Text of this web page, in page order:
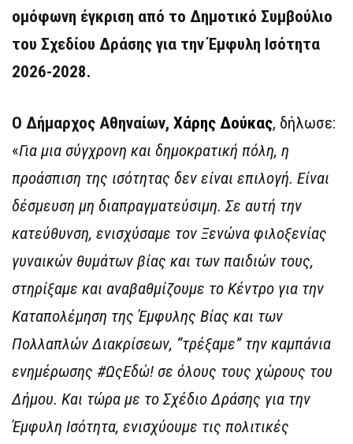
ομόφωνη έγκριση από το Δημοτικό Συμβούλιο
του Σχεδίου Δράσης για την Έμφυλη Ισότητα
2026-2028.
Ο Δήμαρχος Αθηναίων, Χάρης Δούκας, δήλωσε:
«Για μια σύγχρονη και δημοκρατική πόλη, η
προάσπιση της ισότητας δεν είναι επιλογή. Είναι
δέσμευση μη διαπραγματεύσιμη. Σε αυτή την
κατεύθυνση, ενισχύσαμε τον Ξενώνα φιλοξενίας
γυναικών θυμάτων βίας και των παιδιών τους,
στηρίξαμε και αναβαθμίζουμε το Κέντρο για την
Καταπολέμηση της Έμφυλης Βίας και των
Πολλαπλών Διακρίσεων, “τρέξαμε” την καμπάνια
ενημέρωσης #ΩςΕδώ! σε όλους τους χώρους του
Δήμου. Και τώρα με το Σχέδιο Δράσης για την
Έμφυλη Ισότητα, ενισχύουμε τις πολιτικές